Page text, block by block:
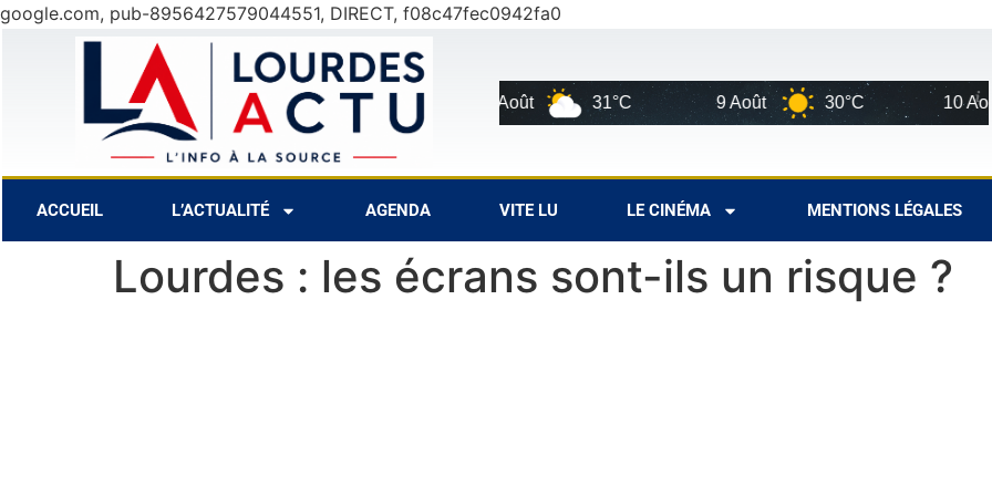
google.com, pub-8956427579044551, DIRECT, f08c47fec0942fa0
7 Août 27°C 31°C 9 Août 30°C 10 Août
ACCUEIL L’ACTUALITÉ AGENDA VITE LU LE CINÉMA MENTIONS LÉGALES
Lourdes : les écrans sont-ils un risque ?